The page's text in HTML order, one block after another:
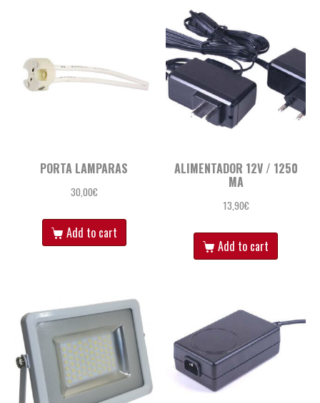
PORTA LAMPARAS
30,00€
Add to cart
ALIMENTADOR 12V / 1250
MA
13,90€
Add to cart